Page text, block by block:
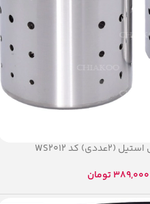
389,000 تومان